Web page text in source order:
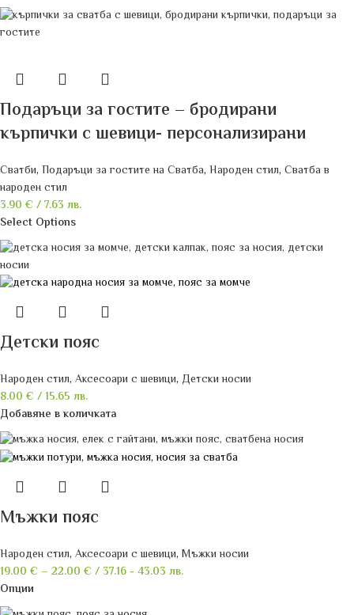
Подаръци за гостите – бродирани
кърпички с шевици- персонализирани
Сватби, Подаръци за гостите на Сватба, Народен стил, Сватба в
народен стил
3.90 €/ 7.63 лв.
Select Options
Детски пояс
Народен стил, Аксесоари с шевици, Детски носии
8.00 €/ 15.65 лв.
Добавяне в количката
Мъжки пояс
Народен стил, Аксесоари с шевици, Мъжки носии
19.00 € – 22.00 €/ 37.16 - 43.03 лв.
Опции